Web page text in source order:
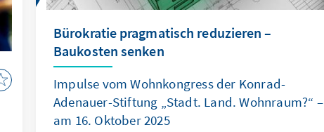
Bürokratie pragmatisch reduzieren –
Baukosten senken
Impulse vom Wohnkongress der Konrad-
Adenauer-Stiftung „Stadt. Land. Wohnraum?“ –
am 16. Oktober 2025